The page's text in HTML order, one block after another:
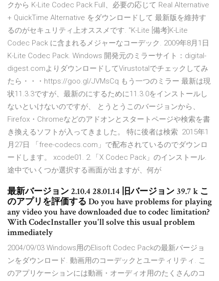
クから K-Lite Codec Pack Full、必要の応じて Real Alternative
+ QuickTime Alternative をダウンロードして 最新版を維持す
るのがセキュリティ上オススメです. "K-Lite [備考]K-Lite
Codec Pack に含まれるメジャーなコーデック. 2009年8月1日
K-Lite Codec Pack. Windows 開発元のミラーサイト：digital-
digest.comよりダウンロードしてVirustotalでチェックしてみ
たら・・・https://goo.gl/JVMsCq もう一つのミラー 最新は現
状11.3.3ですが、最新のにするために11.3.0をインストールし
ないといけないのですが、 とうとうこのバージョンから、
Firefox・Chromeなどのアドオンとスタートページや検索を書
き換えるソフトが入ってきました。 特に後者は検索 2015年1
月27日 「free-codecs.com」で配布されているのでダウンロ
ードします。 xcode01. 2.「X Codec Pack」のインストール.
途中でいくつか選択する画面が出ますが、何が
最新バージョン 2.10.4 28.01.14 旧バージョン 39.7 k こ
のアプリを評価する Do you have problems for playing
any video you have downloaded due to codec limitation?
With CodecInstaller you'll solve this usual problem
immediately
2004/09/03 Windows用のElisoft Codec Packの最新バージョ
ンをダウンロード. 動画用のコーデックとユーティリティ. こ
のアプリケーションには動画・オーディオ用のたくさんのコ